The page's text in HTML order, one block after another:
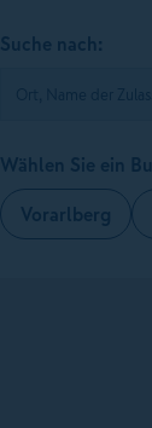
Suche nach:
Wählen Sie ein
Vorarlberg